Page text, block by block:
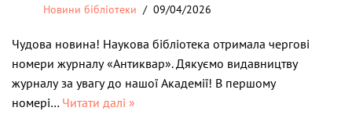
Новини бібліотеки 09/04/2026
Чудова новина! Наукова бібліотека отримала чергові
номери журналу «Антиквар». Дякуємо видавництву
журналу за увагу до нашої Академії! В першому
номері… Читати далі »